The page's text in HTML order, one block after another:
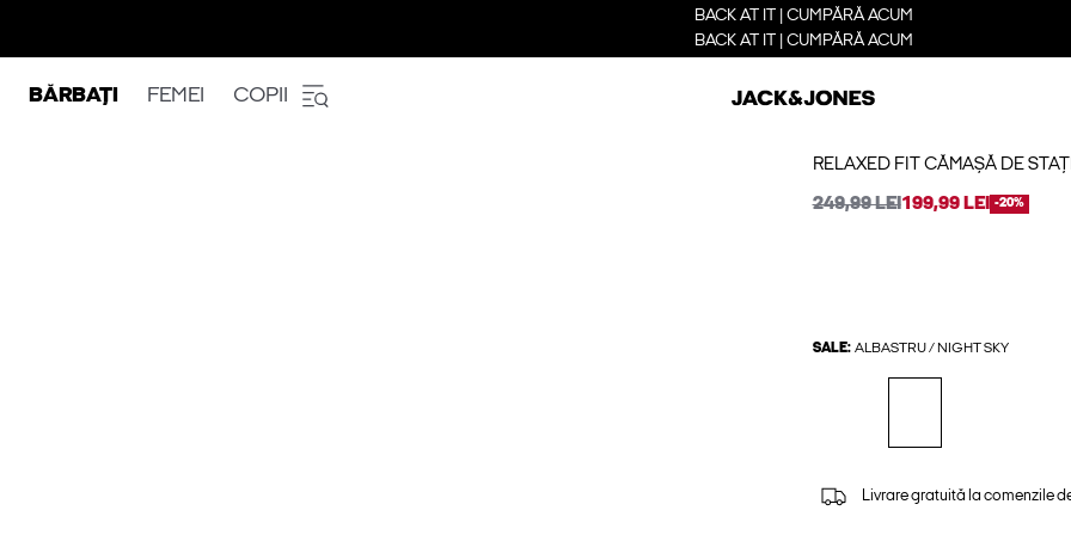
BACK AT IT | CUMPĂRĂ ACUM
BACK AT IT | CUMPĂRĂ ACUM
BĂRBAȚI FEMEI COPII
RELAXED FIT CĂMAȘĂ DE
249,99 LEI199,99 LEI -20%
SALE: ALBASTRU / NIGHT SKY
Livrare gratuită la comenzile